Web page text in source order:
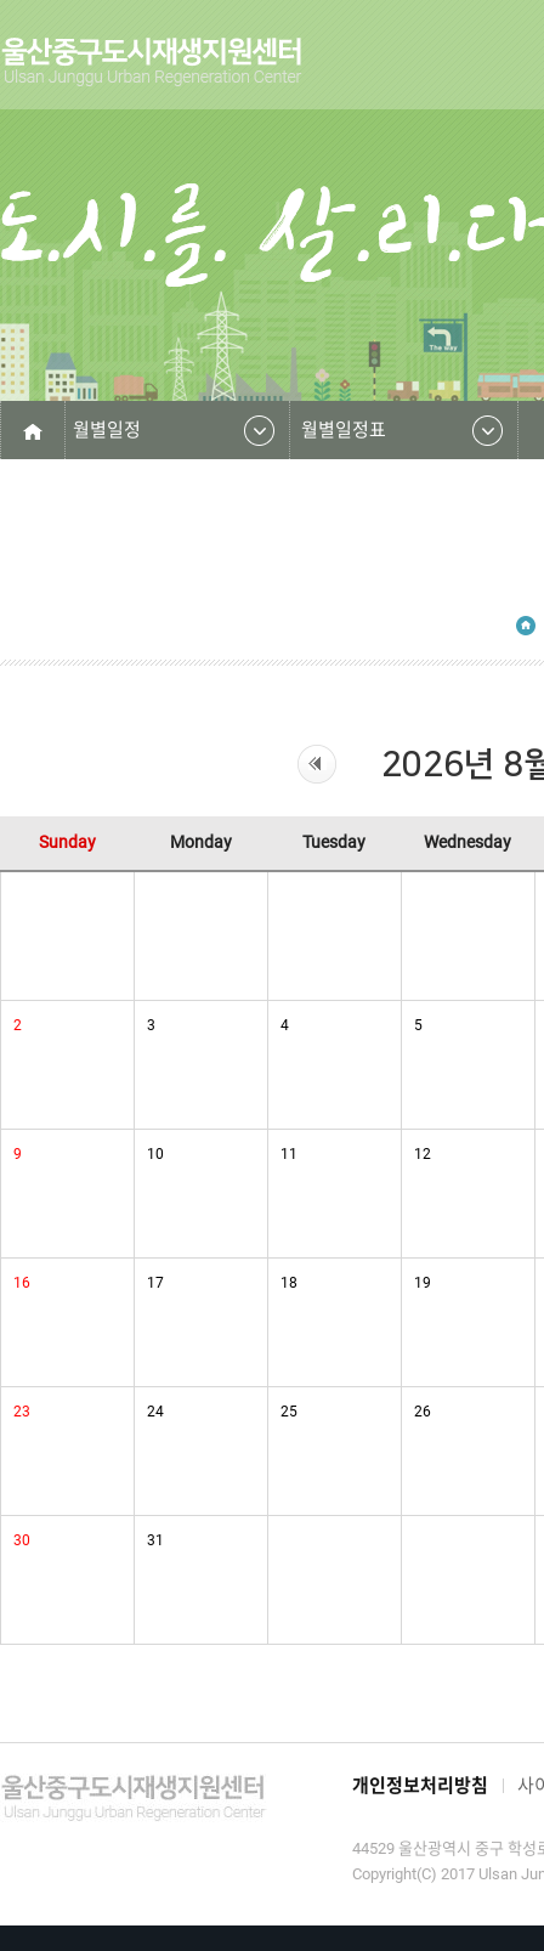
월별일정 월별일정표
2026년 8
Sunday Monday Tuesday Wednesday
2 3 4 5
9 10 11 12
16 17 18 19
23 24 25 26
30 31
개인정보처리방침 사
44529 울산광역시 중구 학
Copyright(C) 2017 Ulsan